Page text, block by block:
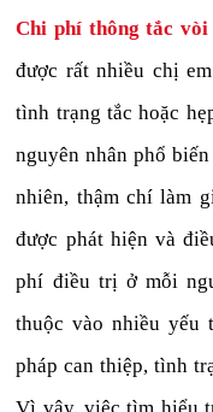
Chi phí thông tắc
được rất nhiều chị
tình trạng tắc hoặc
nguyên nhân phổ
nhiên, thậm chí làm
được phát hiện và
phí điều trị ở mỗi
thuộc vào nhiều yếu
pháp can thiệp, tình